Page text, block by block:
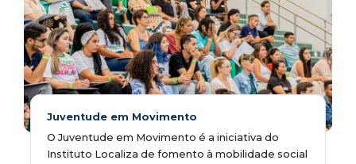
Juventude em Movimento
O Juventude em Movimento é a iniciativa do
Instituto Localiza de fomento à mobilidade social